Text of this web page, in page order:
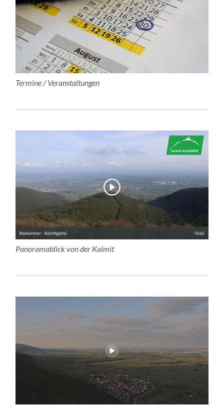
Termine / Veranstaltungen
Panoramablick von der Kalmit